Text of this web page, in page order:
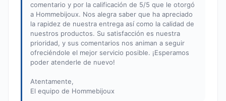
comentario y por la calificación de 5/5 que le otorgó
a Hommebijoux. Nos alegra saber que ha apreciado
la rapidez de nuestra entrega así como la calidad de
nuestros productos. Su satisfacción es nuestra
prioridad, y sus comentarios nos animan a seguir
ofreciéndole el mejor servicio posible. ¡Esperamos
poder atenderle de nuevo!
Atentamente,
El equipo de Hommebijoux